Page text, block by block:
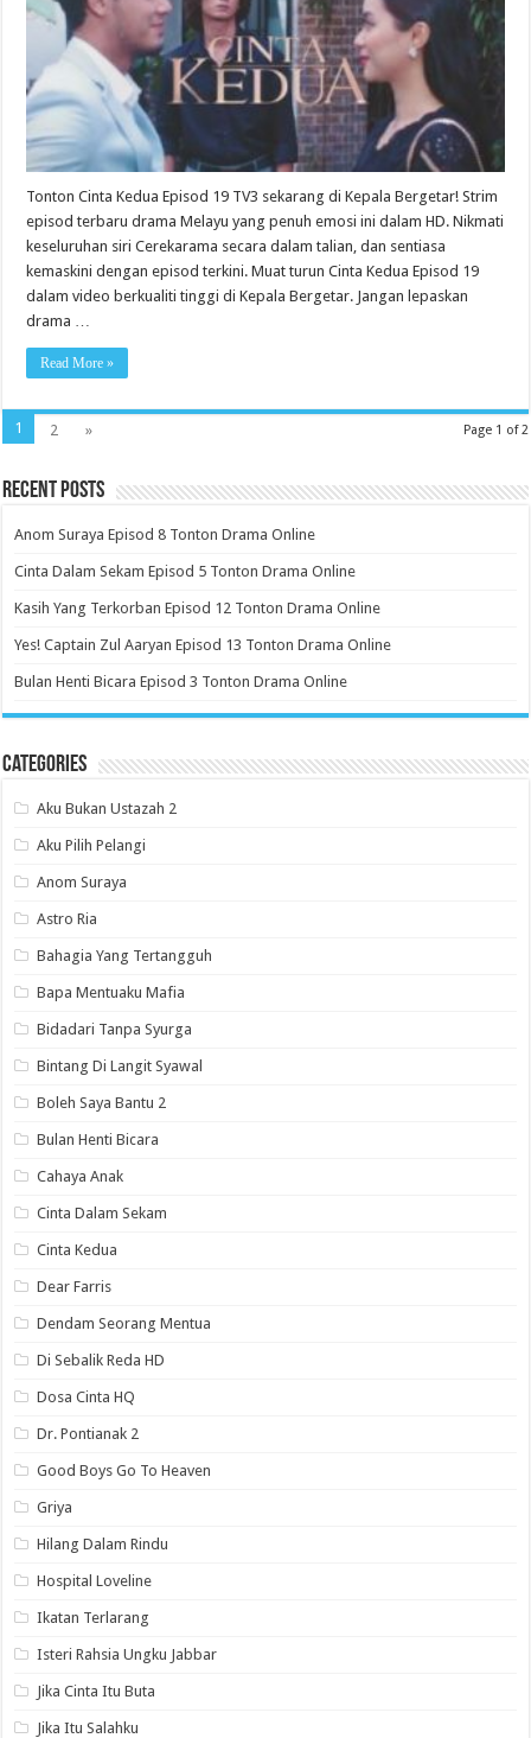
Tonton Cinta Kedua Episod 19 TV3 sekarang di Kepala Bergetar! Strim
episod terbaru drama Melayu yang penuh emosi ini dalam HD. Nikmati
keseluruhan siri Cerekarama secara dalam talian, dan sentiasa
kemaskini dengan episod terkini. Muat turun Cinta Kedua Episod 19
dalam video berkualiti tinggi di Kepala Bergetar. Jangan lepaskan
drama …
Read More »
Page 1 of 2
1 2 »
Recent Posts
Anom Suraya Episod 8 Tonton Drama Online
Cinta Dalam Sekam Episod 5 Tonton Drama Online
Kasih Yang Terkorban Episod 12 Tonton Drama Online
Yes! Captain Zul Aaryan Episod 13 Tonton Drama Online
Bulan Henti Bicara Episod 3 Tonton Drama Online
Categories
Aku Bukan Ustazah 2
Aku Pilih Pelangi
Anom Suraya
Astro Ria
Bahagia Yang Tertangguh
Bapa Mentuaku Mafia
Bidadari Tanpa Syurga
Bintang Di Langit Syawal
Boleh Saya Bantu 2
Bulan Henti Bicara
Cahaya Anak
Cinta Dalam Sekam
Cinta Kedua
Dear Farris
Dendam Seorang Mentua
Di Sebalik Reda HD
Dosa Cinta HQ
Dr. Pontianak 2
Good Boys Go To Heaven
Griya
Hilang Dalam Rindu
Hospital Loveline
Ikatan Terlarang
Isteri Rahsia Ungku Jabbar
Jika Cinta Itu Buta
Jika Itu Salahku